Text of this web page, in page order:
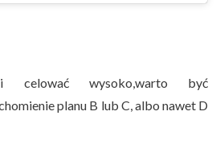
celować wysoko,warto być
planu B lub C, albo nawet D